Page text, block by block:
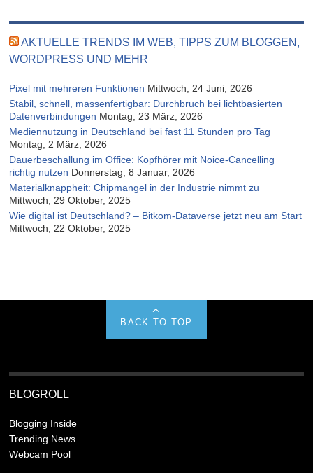
AKTUELLE TRENDS IM WEB, TIPPS ZUM BLOGGEN,
WORDPRESS UND MEHR
Pixel mit mehreren Funktionen Mittwoch, 24 Juni, 2026
Stabil, schnell, massenfertigbar: Durchbruch bei lichtbasierten
Datenverbindungen Montag, 23 März, 2026
Mediennutzung in Deutschland bei fast 11 Stunden pro Tag
Montag, 2 März, 2026
Dauerbeschallung im Office: Kopfhörer mit Noice-Cancelling
richtig nutzen Donnerstag, 8 Januar, 2026
Materialknappheit: Chipmangel in der Industrie nimmt zu
Mittwoch, 29 Oktober, 2025
Wie digital ist Deutschland? – Bitkom-Dataverse jetzt neu am Start
Mittwoch, 22 Oktober, 2025
BACK TO TOP
BLOGROLL
Blogging Inside
Trending News
Webcam Pool